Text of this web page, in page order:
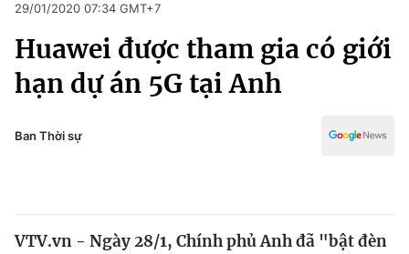
Chuyên mục
Chính trị
Pháp luật
Kinh tế
Thể thao
Truyền hình
Y tế
29/01/2020 07:34 GMT+7
Huawei được tham gia có giới
hạn dự án 5G tại Anh
Ban Thời sự
VTV.vn - Ngày 28/1, Chính phủ Anh đã "bật đèn